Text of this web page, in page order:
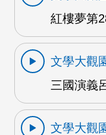
紅樓夢第
文學大觀
三國演義
文學大觀